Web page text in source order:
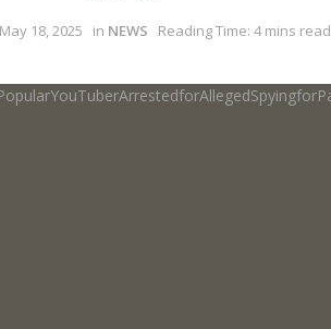
May 18, 2025 in NEWS Reading Time: 4 mins read